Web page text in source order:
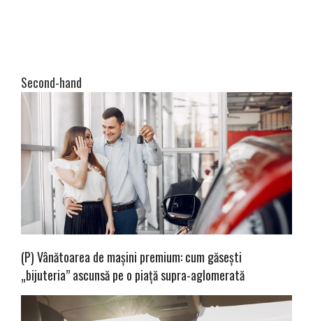
Second-hand
(P) Vânătoarea de mașini premium: cum găsești
„bijuteria” ascunsă pe o piață supra-aglomerată